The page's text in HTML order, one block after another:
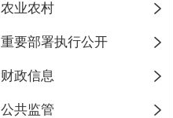
农业农村
重要部署执行公开
财政信息
公共监管